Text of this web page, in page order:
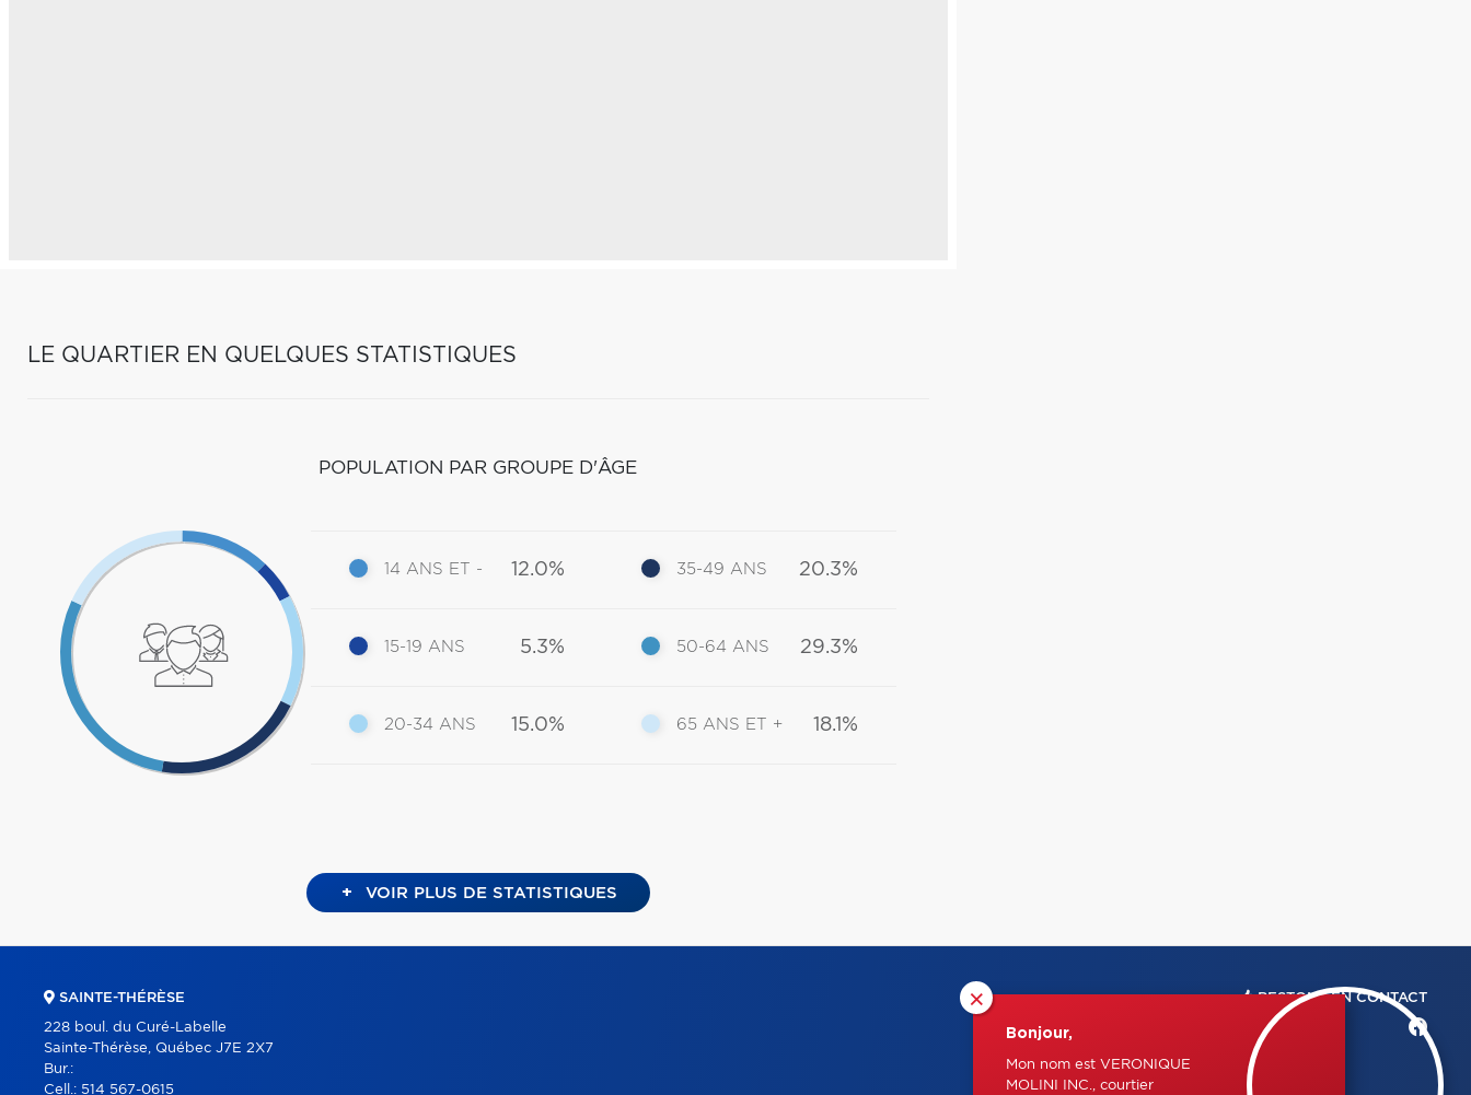
LE QUARTIER EN QUELQUES STATISTIQUES
POPULATION PAR GROUPE D'ÂGE
14 ANS ET - 12.0%
15-19 ANS 5.3%
20-34 ANS 15.0%
35-49 ANS 20.3%
50-64 ANS 29.3%
65 ANS ET + 18.1%
+ VOIR PLUS DE STATISTIQUES
×
Bonjour,
Mon nom est VERONIQUE
MOLINI INC., courtier
SAINTE-THÉRÈSE
228 boul. du Curé-Labelle
Sainte-Thérèse, Québec J7E 2X7
Bur.:
Cell.: 514 567-0615
RESTONS EN CONTACT